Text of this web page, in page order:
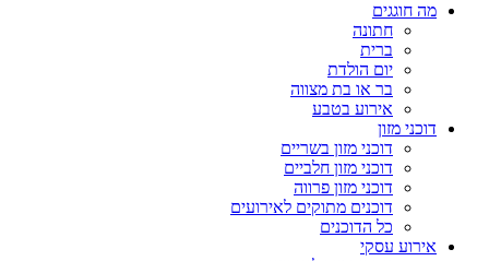
מה חוגגים
חתונה
ברית
יום הולדת
בר או בת מצווה
אירוע בטבע
דוכני מזון
דוכני מזון בשריים
דוכני מזון חלביים
דוכני מזון פרווה
דוכנים מתוקים לאירועים
כל הדוכנים
אירוע עסקי